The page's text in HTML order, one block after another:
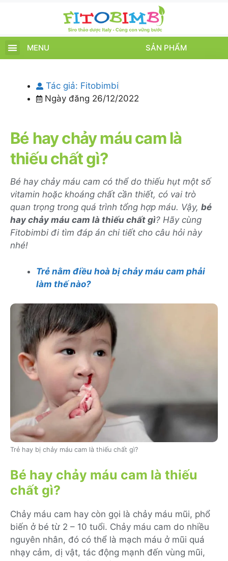
MENU SẢN PHẨM
Tác giả: Fitobimbi
Ngày đăng 26/12/2022
Bé hay chảy máu cam là
thiếu chất gì?
Bé hay chảy máu cam có thể do thiếu hụt một số
vitamin hoặc khoáng chất cần thiết, có vai trò
quan trọng trong quá trình tổng hợp máu. Vậy, bé
hay chảy máu cam là thiếu chất gì? Hãy cùng
Fitobimbi đi tìm đáp án chi tiết cho câu hỏi này
nhé!
Trẻ nằm điều hoà bị chảy máu cam phải
làm thế nào?
Trẻ hay bị chảy máu cam là thiếu chất gì?
Bé hay chảy máu cam là thiếu
chất gì?
Chảy máu cam hay còn gọi là chảy máu mũi, phổ
biến ở bé từ 2 – 10 tuổi. Chảy máu cam do nhiều
nguyên nhân, đó có thể là mạch máu ở mũi quá
nhạy cảm, dị vật, tác động mạnh đến vùng mũi,